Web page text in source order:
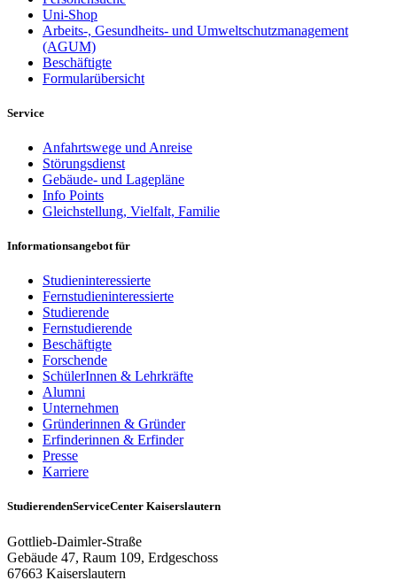
Uni-Shop
Arbeits-, Gesundheits- und Umweltschutzmanagement
(AGUM)
Beschäftigte
Formularübersicht
Service
Anfahrtswege und Anreise
Störungsdienst
Gebäude- und Lagepläne
Info Points
Gleichstellung, Vielfalt, Familie
Informationsangebot für
Studieninteressierte
Fernstudieninteressierte
Studierende
Fernstudierende
Beschäftigte
Forschende
SchülerInnen & Lehrkräfte
Alumni
Unternehmen
Gründerinnen & Gründer
Erfinderinnen & Erfinder
Presse
Karriere
StudierendenServiceCenter Kaiserslautern
Gottlieb-Daimler-Straße
Gebäude 47, Raum 109, Erdgeschoss
67663 Kaiserslautern